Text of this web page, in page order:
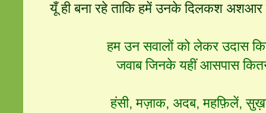
यूँ ही बना रहे ताकि हमें उनके दिलकश अशआर
हम उन सवालों को लेकर उदास
जवाब जिनके यहीं आसपास
हंसी, मज़ाक, अदब, महफ़िलें,